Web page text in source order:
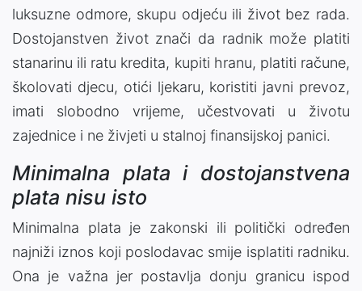
luksuzne odmore, skupu odjeću ili život bez rada.
Dostojanstven život znači da radnik može platiti
stanarinu ili ratu kredita, kupiti hranu, platiti račune,
školovati djecu, otići ljekaru, koristiti javni prevoz,
imati slobodno vrijeme, učestvovati u životu
zajednice i ne živjeti u stalnoj finansijskoj panici.
Minimalna plata i dostojanstvena
plata nisu isto
Minimalna plata je zakonski ili politički određen
najniži iznos koji poslodavac smije isplatiti radniku.
Ona je važna jer postavlja donju granicu ispod